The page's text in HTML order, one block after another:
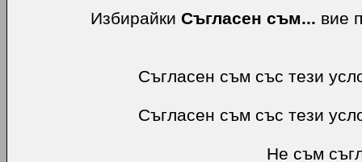
Избирайки Съгласен съм... вие
Съгласен съм със тези
Съгласен съм със тези
Не съм